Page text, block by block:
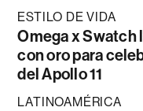
ESTILO DE VIDA
Omega x Swatch
con oro para
del Apollo 11
LATINOAMÉRICA